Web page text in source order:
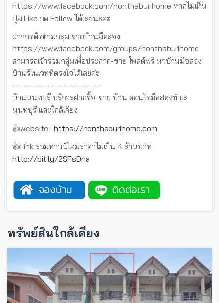
https://www.facebook.com/nonthaburihome หากไม่เห็น
ปุ่ม Like กด Follow ได้เลยนะคะ
ฝากกดติดตามกลุ่ม ขายบ้านมือสอง
https://www.facebook.com/groups/nonthaburihome
สามารถเข้าร่วมกลุ่มเพื่อประกาศ-ขาย โพสต์ฟรี หาบ้านมือสอง
บ้านรีโนเวทที่ตรงใจได้เลยค่ะ
———————————————
บ้านนนทบุรี บริการฝากซื้อ-ขาย บ้าน คอนโดมือสองทำเล
นนทบุรี และใกล้เคียง
👍website : https://nonthaburihome.com
👍Link รวมทาวน์โฮมราคาไม่เกิน 4 ล้านบาท
http://bit.ly/2SFsDna
ทรัพย์สินใกล้เคียง